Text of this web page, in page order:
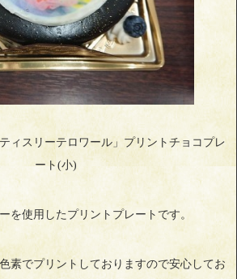
ィスリーテロワール」プリントチョコプレ
ート(小)
を使用したプリントプレートです。
素でプリントしておりますので安心してお